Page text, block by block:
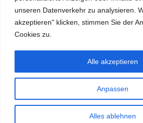
unseren Datenverkehr zu analysieren.
akzeptieren" klicken, stimmen Sie der
Cookies zu.
Anpassen
Alles ablehnen
Alle akzeptieren